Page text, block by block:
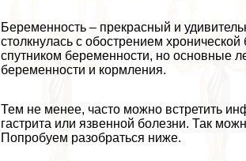
Беременность – прекрасный и
столкнулась с обострением
спутником беременности, но основные
беременности и кормления.
Тем не менее, часто можно встретить
гастрита или язвенной болезни. Так
Попробуем разобраться ниже.